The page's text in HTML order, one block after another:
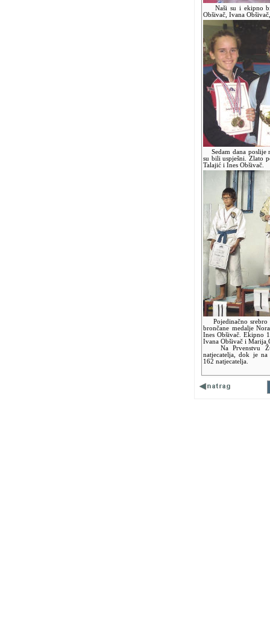
Naši su i ekipno
Obšivač, Ivana
Sedam dana poslije
su bili uspješni. Zlato
Talajić i Ines Obšivač.
Pojedinačno srebro
brončane medalje
Ines Obšivač. Ekipno
Ivana Obšivač i Marija
Na Prvenstvu
natjecatelja, dok je
162 natjecatelja.